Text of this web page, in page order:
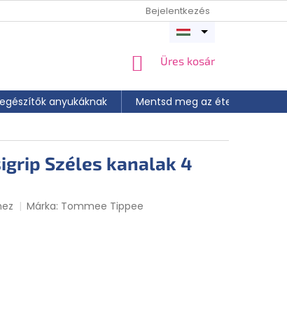
Bejelentkezés
KOSÁR
Üres kosár
anyukáknak Mentsd meg az ételt
Menü
Széles kanalak 4
Márka: Tommee Tippee